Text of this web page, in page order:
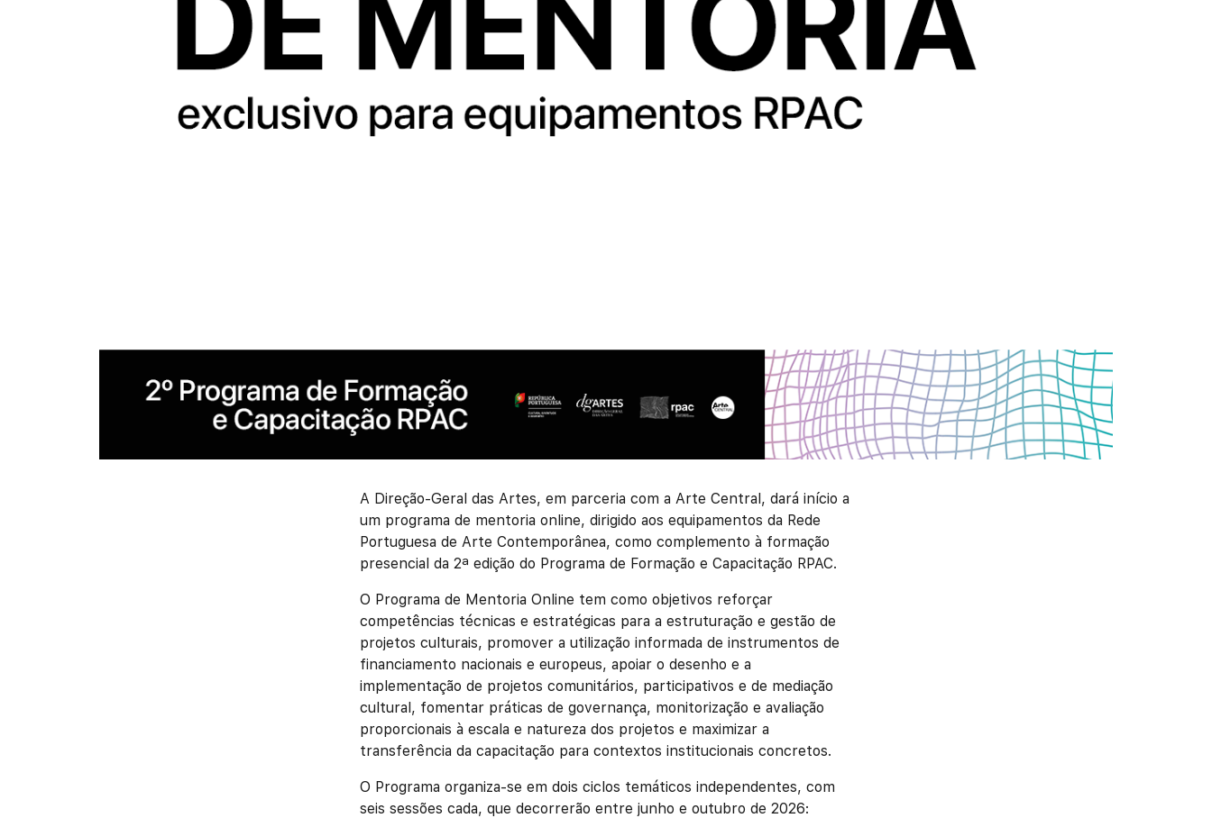
A Direção-Geral das Artes, em parceria com a Arte Central, dará início a
um programa de mentoria online, dirigido aos equipamentos da Rede
Portuguesa de Arte Contemporânea, como complemento à formação
presencial da 2ª edição do Programa de Formação e Capacitação RPAC.
O Programa de Mentoria Online tem como objetivos reforçar
competências técnicas e estratégicas para a estruturação e gestão de
projetos culturais, promover a utilização informada de instrumentos de
financiamento nacionais e europeus, apoiar o desenho e a
implementação de projetos comunitários, participativos e de mediação
cultural, fomentar práticas de governança, monitorização e avaliação
proporcionais à escala e natureza dos projetos e maximizar a
transferência da capacitação para contextos institucionais concretos.
O Programa organiza-se em dois ciclos temáticos independentes, com
seis sessões cada, que decorrerão entre junho e outubro de 2026: